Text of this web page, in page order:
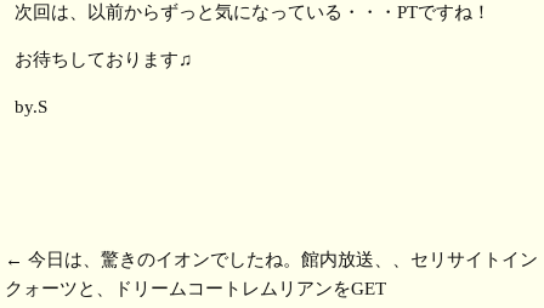
次回は、以前からずっと気になっている・・・PTですね！
お待ちしております♫
by.S
←今日は、驚きのイオンでしたね。館内放送、、セリサイトイン
クォーツと、ドリームコートレムリアンをGET